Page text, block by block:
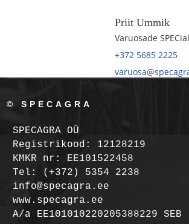
Priit Ummik
Varuosade
+372 5685 2225
© SPECAGRA
SPECAGRA OÜ
Registrikood: 12128219
KMKR nr: EE101522458
Tel: (+372) 5354 2238
info@specagra.ee
www.specagra.ee
A/a EE101010220205388229 SEB